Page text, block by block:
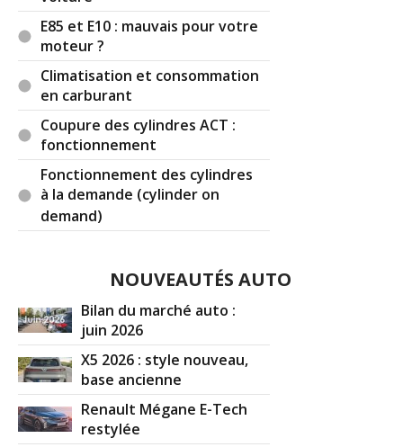
E85 et E10 : mauvais pour votre
moteur ?
Climatisation et consommation
en carburant
Coupure des cylindres ACT :
fonctionnement
Fonctionnement des cylindres
à la demande (cylinder on
demand)
NOUVEAUTÉS AUTO
Bilan du marché auto :
juin 2026
X5 2026 : style nouveau,
base ancienne
Renault Mégane E-Tech
restylée